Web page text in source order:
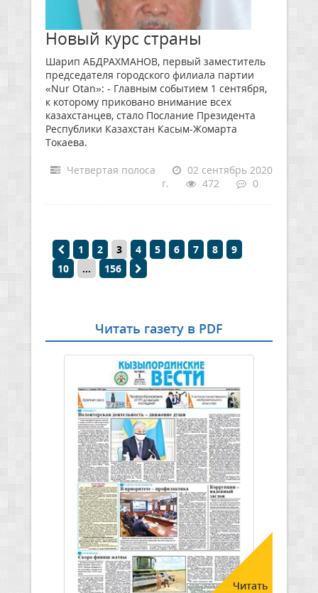
Новый курс страны
Шарип АБДРАХМАНОВ, первый заместитель
председателя городского филиала партии
«Nur Otan»: - Главным событием 1 сентября,
к которому приковано внимание всех
казахстанцев, стало Послание Президента
Республики Казахстан Касым-Жомарта
Токаева.
Четвертая полоса
02 сентябрь 2020
г.
472 0
1 2 3 4 5 6 7 8
9
10
... 156
Читать газету в PDF
Читать